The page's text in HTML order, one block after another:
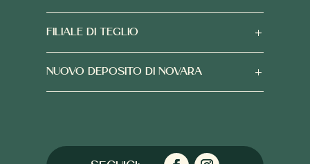
FILIALE DI TEGLIO
NUOVO DEPOSITO DI NOVARA